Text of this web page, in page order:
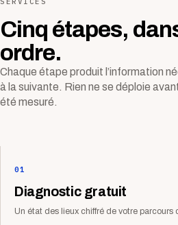
Cinq étapes,
ordre.
Chaque étape produit l’information
à la suivante. Rien ne se déploie
été mesuré.
01
Diagnostic gratuit
Un état des lieux chiffré de votre parcours